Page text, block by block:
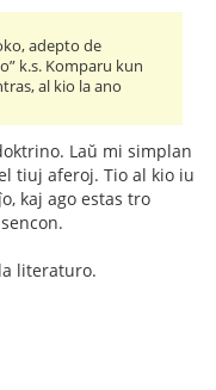
adepto de
k.s. Komparu kun
al kio la ano
Laŭ mi simplan
tiuj aferoj. Tio al kio iu
kaj ago estas tro
literaturo.